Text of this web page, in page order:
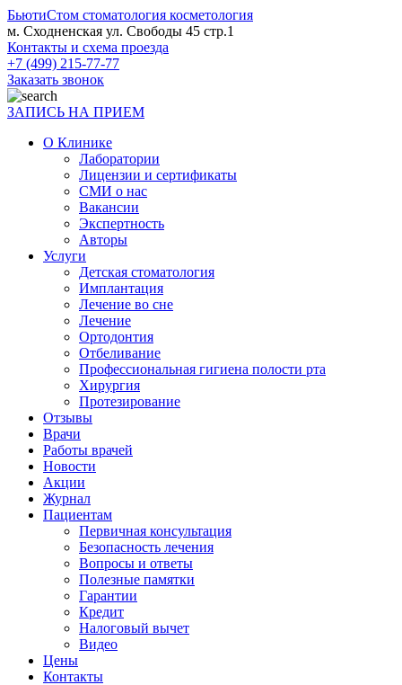
БьютиСтом стоматология косметология
м. Сходненская ул. Свободы 45 стр.1
Контакты и схема проезда
+7 (499) 215-77-77
Заказать звонок
ЗАПИСЬ НА ПРИЕМ
О Клинике
Лаборатории
Лицензии и сертификаты
СМИ о нас
Вакансии
Экспертность
Авторы
Услуги
Детская стоматология
Имплантация
Лечение во сне
Лечение
Ортодонтия
Отбеливание
Профессиональная гигиена полости рта
Хирургия
Протезирование
Отзывы
Врачи
Работы врачей
Новости
Акции
Журнал
Пациентам
Первичная консультация
Безопасность лечения
Вопросы и ответы
Полезные памятки
Гарантии
Кредит
Налоговый вычет
Видео
Цены
Контакты